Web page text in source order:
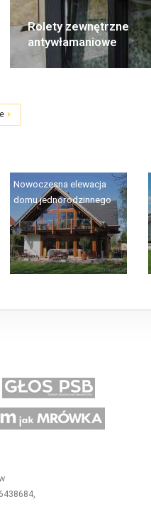
Rolety zewnętrzne
antywłamaniowe
Nowoczesna elewacja
domu jednorodzinnego